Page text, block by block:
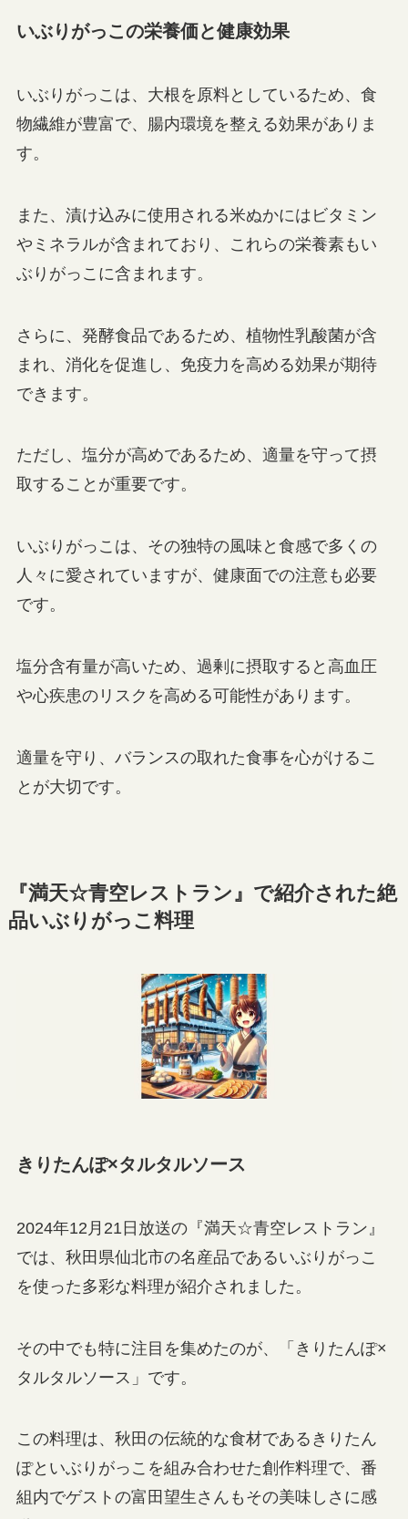
いぶりがっこの栄養価と健康効果
いぶりがっこは、大根を原料としているため、食
物繊維が豊富で、腸内環境を整える効果がありま
す。
また、漬け込みに使用される米ぬかにはビタミン
やミネラルが含まれており、これらの栄養素もい
ぶりがっこに含まれます。
さらに、発酵食品であるため、植物性乳酸菌が含
まれ、消化を促進し、免疫力を高める効果が期待
できます。
ただし、塩分が高めであるため、適量を守って摂
取することが重要です。
いぶりがっこは、その独特の風味と食感で多くの
人々に愛されていますが、健康面での注意も必要
です。
塩分含有量が高いため、過剰に摂取すると高血圧
や心疾患のリスクを高める可能性があります。
適量を守り、バランスの取れた食事を心がけるこ
とが大切です。
『満天☆青空レストラン』で紹介された絶
品いぶりがっこ料理
きりたんぽ×タルタルソース
2024年12月21日放送の『満天☆青空レストラン』
では、秋田県仙北市の名産品であるいぶりがっこ
を使った多彩な料理が紹介されました。
その中でも特に注目を集めたのが、「きりたんぽ×
タルタルソース」です。
この料理は、秋田の伝統的な食材であるきりたん
ぽといぶりがっこを組み合わせた創作料理で、番
組内でゲストの富田望生さんもその美味しさに感